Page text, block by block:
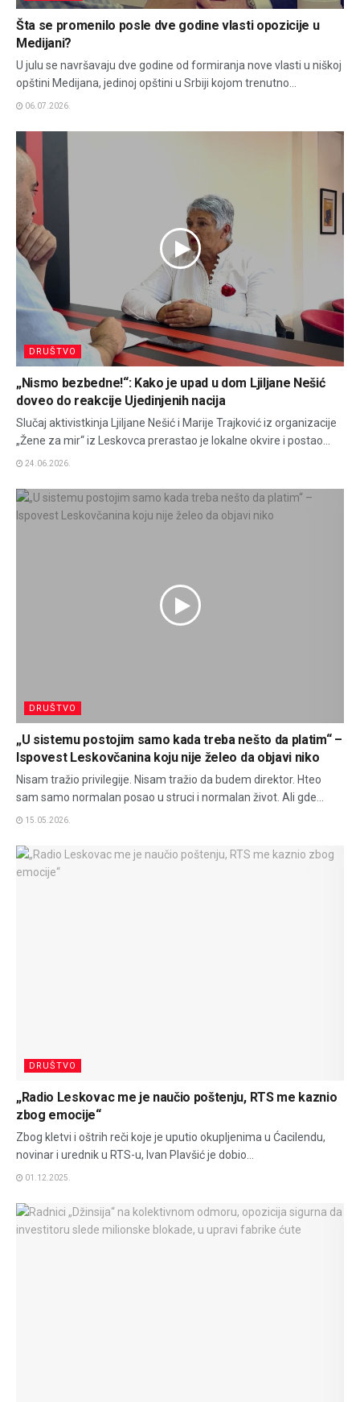
Šta se promenilo posle dve godine vlasti opozicije u
Medijani?
U julu se navršavaju dve godine od formiranja nove vlasti u niškoj
opštini Medijana, jedinoj opštini u Srbiji kojom trenutno...
06.07.2026.
DRUŠTVO
„Nismo bezbedne!“: Kako je upad u dom Ljiljane Nešić
doveo do reakcije Ujedinjenih nacija
Slučaj aktivistkinja Ljiljane Nešić i Marije Trajković iz organizacije
„Žene za mir“ iz Leskovca prerastao je lokalne okvire i postao...
24.06.2026.
DRUŠTVO
„U sistemu postojim samo kada treba nešto da platim“ –
Ispovest Leskovčanina koju nije želeo da objavi niko
Nisam tražio privilegije. Nisam tražio da budem direktor. Hteo
sam samo normalan posao u struci i normalan život. Ali gde...
15.05.2026.
DRUŠTVO
„Radio Leskovac me je naučio poštenju, RTS me kaznio
zbog emocije“
Zbog kletvi i oštrih reči koje je uputio okupljenima u Ćacilendu,
novinar i urednik u RTS-u, Ivan Plavšić je dobio...
01.12.2025.